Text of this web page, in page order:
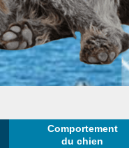
Comportement
du chien